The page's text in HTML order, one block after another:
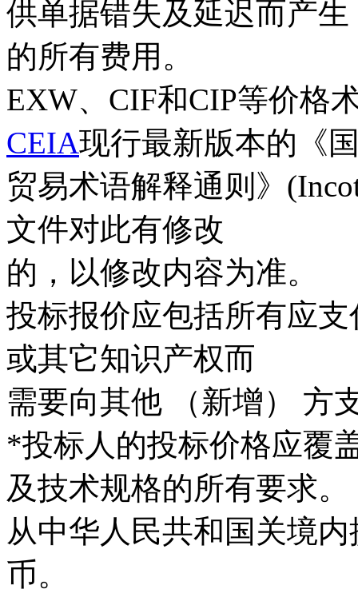
供单据错失及延迟而产生
的所有费用。
EXW、CIF和CIP等价格
CEIA现行最新版本的《
贸易术语解释通则》
文件对此有修改
的，以修改内容为准。
投标报价应包括所有应
或其它知识产权而
需要向其他 （新增） 方
*投标人的投标价格应覆
及技术规格的所有要求。
从中华人民共和国关境
币。